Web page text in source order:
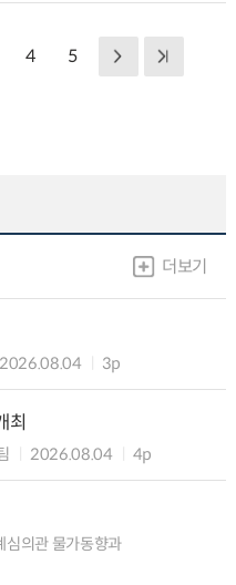
4 5
더보기
2026.08.04 3p
최
2026.08.04 4p
심의관 물가동향과